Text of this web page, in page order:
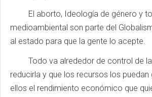
El aborto, Ideología de género y
medioambiental son parte del
al estado para que la gente lo acepte.
Todo va alrededor de control de la
reducirla y que los recursos los
ellos el rendimiento económico que